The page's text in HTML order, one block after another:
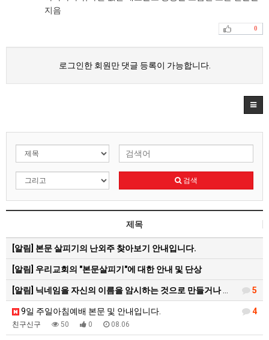
지음
0
로그인한 회원만 댓글 등록이 가능합니다.
검색
제목
[알림] 본문 살피기의 난외주 찾아보기 안내입니다.
[알림] 우리교회의 "본문살피기"에 대한 안내 및 단상
5
[알림] 닉네임을 자신의 이름을 암시하는 것으로 만들거나 변경해…
4
9일 주일아침예배 본문 및 안내입니다.
친구신구 50 0 08.06